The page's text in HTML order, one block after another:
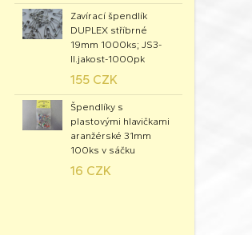
Zavírací špendlík
DUPLEX stříbrné
19mm 1000ks; JS3-
II.jakost-1000pk
155 CZK
Špendlíky s
plastovými hlavičkami
aranžérské 31mm
100ks v sáčku
16 CZK